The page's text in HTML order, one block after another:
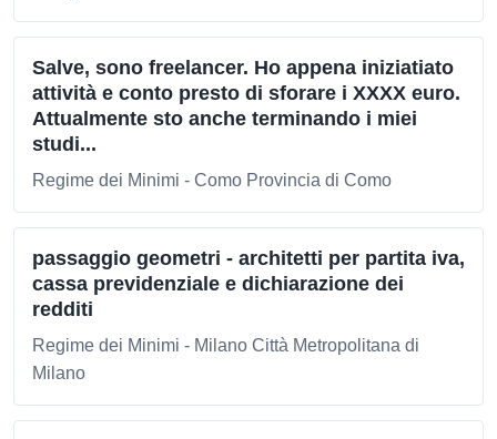
Salve, sono freelancer. Ho appena iniziatiato
attività e conto presto di sforare i XXXX euro.
Attualmente sto anche terminando i miei
studi...
Regime dei Minimi - Como Provincia di Como
passaggio geometri - architetti per partita iva,
cassa previdenziale e dichiarazione dei
redditi
Regime dei Minimi - Milano Città Metropolitana di
Milano